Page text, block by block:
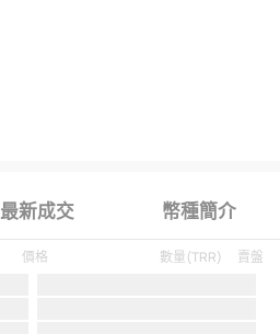
最新成交 幣種簡介
價格 賣盤
數量(TRR)